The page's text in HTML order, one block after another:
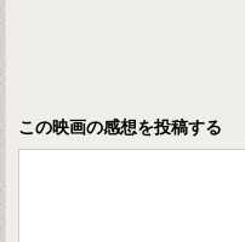
この映画の感想を投稿する